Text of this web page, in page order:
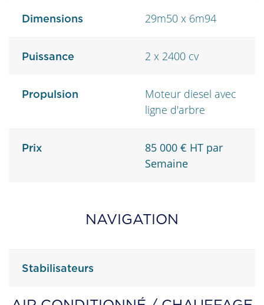
Dimensions 29m50 x 6m94
Puissance 2 x 2400 cv
Propulsion
Moteur diesel avec
ligne d'arbre
Prix
85 000 € HT par
Semaine
NAVIGATION
Stabilisateurs